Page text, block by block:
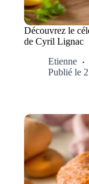
Découvrez le
de Cyril Lignac
Etienne
Publié le